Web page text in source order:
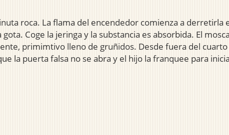
roca. La flama del encendedor comienza a
Coge la jeringa y la substancia es absorbida. El
primimtivo lleno de gruñidos. Desde fuera del
la puerta falsa no se abra y el hijo la franquee para